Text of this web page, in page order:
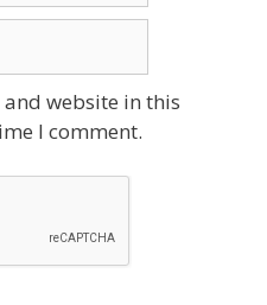
website in this
I comment.